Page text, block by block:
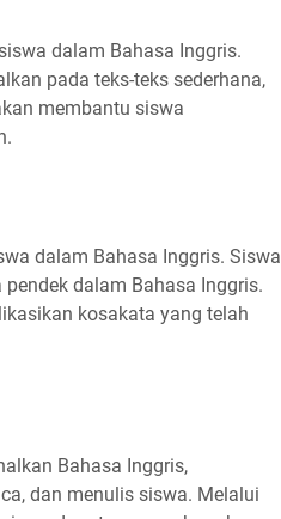
dalam Bahasa Inggris.
pada teks-teks sederhana,
membantu siswa
dalam Bahasa Inggris. Siswa
dalam Bahasa Inggris.
kosakata yang telah
Bahasa Inggris,
dan menulis siswa. Melalui